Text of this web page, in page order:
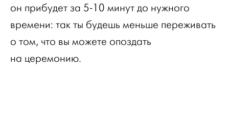
он прибудет за 5-10 минут до нужного
времени: так ты будешь меньше переживать
о том, что вы можете опоздать
на церемонию.